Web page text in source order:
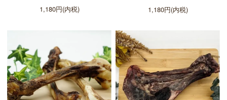
1,180円(内税) 1,180円(内税)